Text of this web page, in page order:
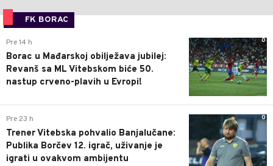
FK BORAC
0
Pre 14 h
Borac u Mađarskoj obilježava jubilej:
Revanš sa ML Vitebskom biće 50.
nastup crveno-plavih u Evropi!
0
Pre 23 h
Trener Vitebska pohvalio Banjalučane:
Publika Borčev 12. igrač, uživanje je
igrati u ovakvom ambijentu